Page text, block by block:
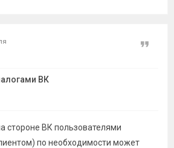
ВК
Цитата
стороне ВК пользователями
по необходимости может